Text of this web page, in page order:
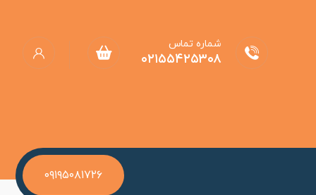
شماره تماس
۰۲۱۵۵۴۲۵۳۰۸
۰۹۱۹۵۰۸۱۷۲۶